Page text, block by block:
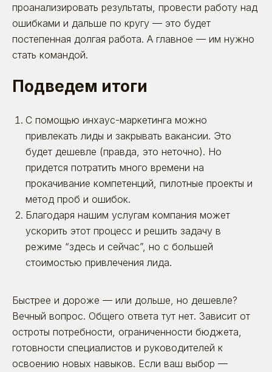
проанализировать результаты, провести работу над
ошибками и дальше по кругу — это будет
постепенная долгая работа. А главное — им нужно
стать командой.
Подведем итоги
С помощью инхаус-маркетинга можно
привлекать лиды и закрывать вакансии. Это
будет дешевле (правда, это неточно). Но
придется потратить много времени на
прокачивание компетенций, пилотные проекты и
метод проб и ошибок.
Благодаря нашим услугам компания может
ускорить этот процесс и решить задачу в
режиме “здесь и сейчас”, но с большей
стоимостью привлечения лида.
Быстрее и дороже — или дольше, но дешевле?
Вечный вопрос. Общего ответа тут нет. Зависит от
остроты потребности, ограниченности бюджета,
готовности специалистов и руководителей к
освоению новых навыков. Если ваш выбор —